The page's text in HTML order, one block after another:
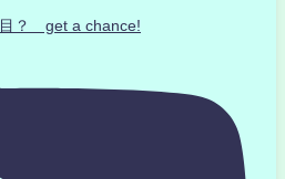
目？ get a chance!